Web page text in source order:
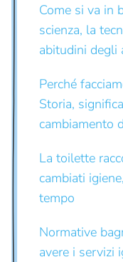
Come si va in
scienza, la
abitudini degli
Perché
Storia,
cambiamento
La toilette
cambiati
tempo
Normative
avere i servizi